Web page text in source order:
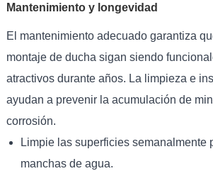
Mantenimiento y longevidad
El mantenimiento adecuado garantiza
montaje de ducha sigan siendo
atractivos durante años. La limpieza e
ayudan a prevenir la acumulación de
corrosión.
Limpie las superficies semanalmente
manchas de agua.